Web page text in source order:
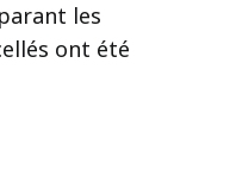
les
ont été